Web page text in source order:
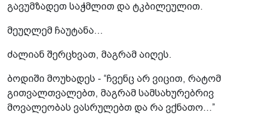
გავუმზადეთ საჭმლით და ტკბილეულით.
მეუღლემ ჩაუტანა…
ძალიან შერცხვათ, მაგრამ აიღეს.
ბოდიში მოუხადეს - “ჩვენც არ ვიცით, რატომ
გითვალთვალებთ, მაგრამ სამსახურებრივ
მოვალეობას ვასრულებთ და რა ვქნათო…”